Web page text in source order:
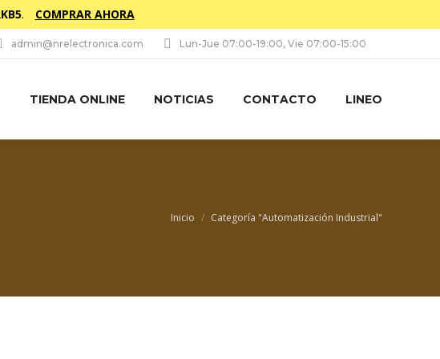
. COMPRAR AHORA
admin@nrelectronica.com Lun-Jue 07:00-19:00, Vie 07:00-15:00
TIENDA ONLINE NOTICIAS CONTACTO LINEO
Estás aquí:
Inicio Categoría "Automatización Industrial"